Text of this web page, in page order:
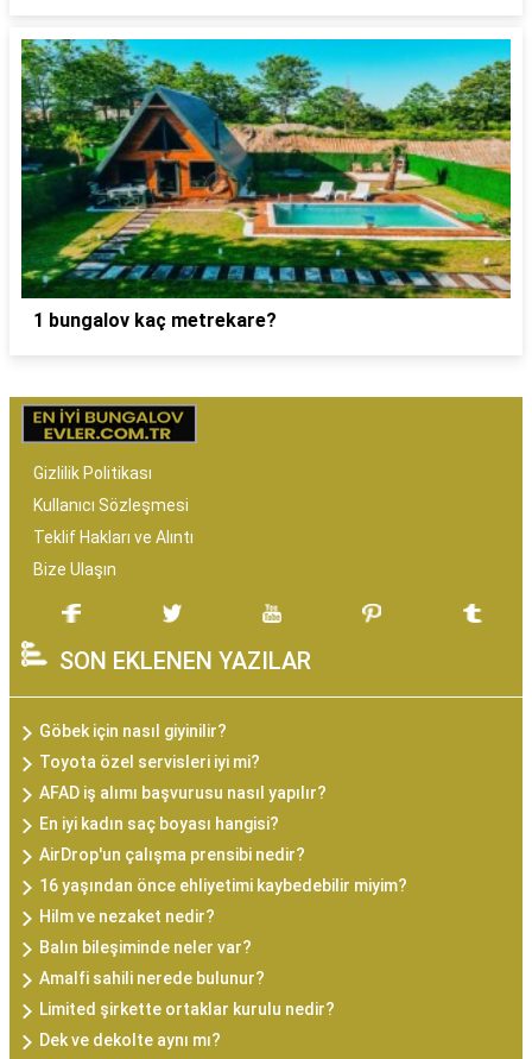
1 bungalov kaç metrekare?
Gizlilik Politikası
Kullanıcı Sözleşmesi
Teklif Hakları ve Alıntı
Bize Ulaşın
SON EKLENEN YAZILAR
Göbek için nasıl giyinilir?
Toyota özel servisleri iyi mi?
AFAD iş alımı başvurusu nasıl yapılır?
En iyi kadın saç boyası hangisi?
AirDrop'un çalışma prensibi nedir?
16 yaşından önce ehliyetimi kaybedebilir miyim?
Hilm ve nezaket nedir?
Balın bileşiminde neler var?
Amalfi sahili nerede bulunur?
Limited şirkette ortaklar kurulu nedir?
Dek ve dekolte aynı mı?